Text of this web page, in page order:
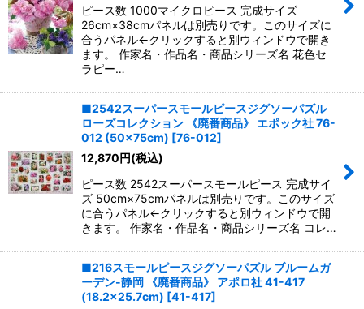
ピース数 1000マイクロピース 完成サイズ
26cm×38cmパネルは別売りです。このサイズに
合うパネル←クリックすると別ウィンドウで開き
ます。 作家名・作品名・商品シリーズ名 花色セ
ラピー…
■2542スーパースモールピースジグソーパズル
ローズコレクション 《廃番商品》 エポック社 76-
012 (50×75cm) [76-012]
12,870円(税込)
ピース数 2542スーパースモールピース 完成サイ
ズ 50cm×75cmパネルは別売りです。このサイズ
に合うパネル←クリックすると別ウィンドウで開
きます。 作家名・作品名・商品シリーズ名 コレ…
■216スモールピースジグソーパズル ブルームガ
ーデン-静岡 《廃番商品》 アポロ社 41-417
(18.2×25.7cm) [41-417]